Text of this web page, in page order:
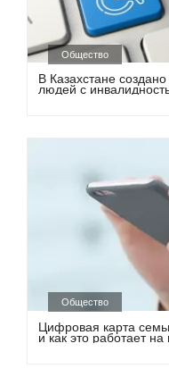
Общество
В Казахстане
людей с
Общество
Цифровая карта
и как это работает на